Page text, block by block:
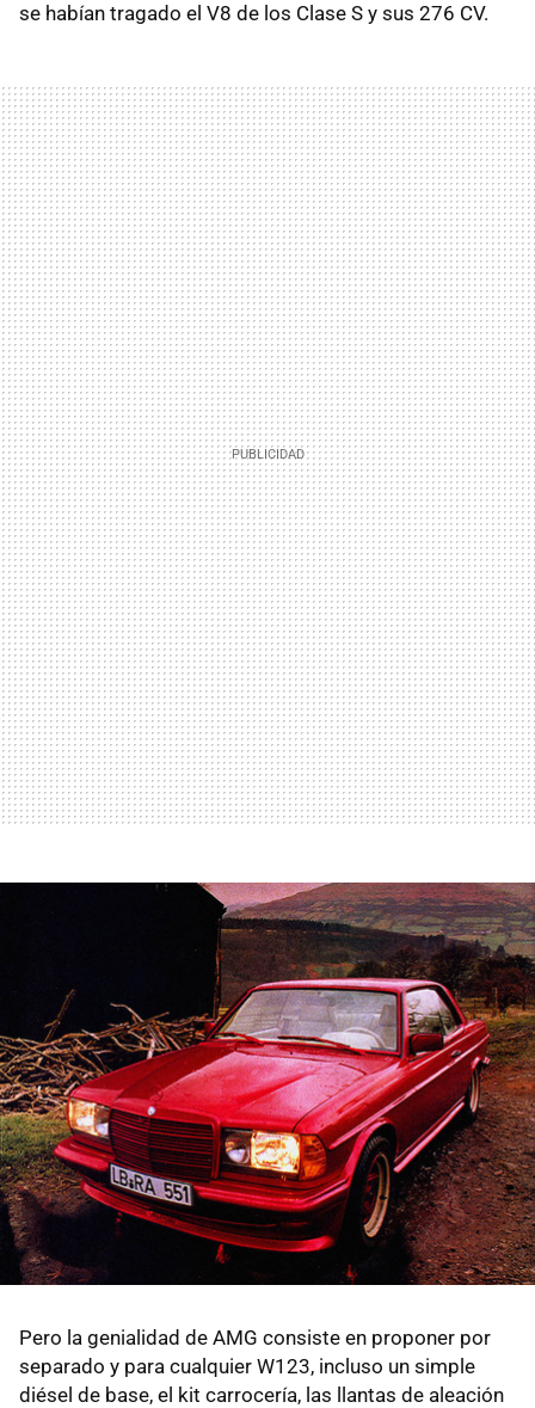
se habían tragado el V8 de los Clase S y sus 276 CV.
Pero la genialidad de AMG consiste en proponer por
separado y para cualquier W123, incluso un simple
diésel de base, el kit carrocería, las llantas de aleación